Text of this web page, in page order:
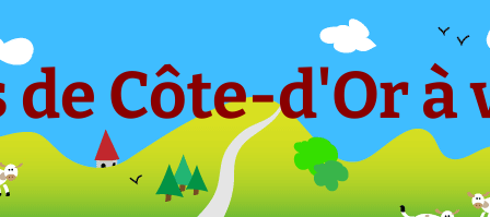
de Côte-d'Or à